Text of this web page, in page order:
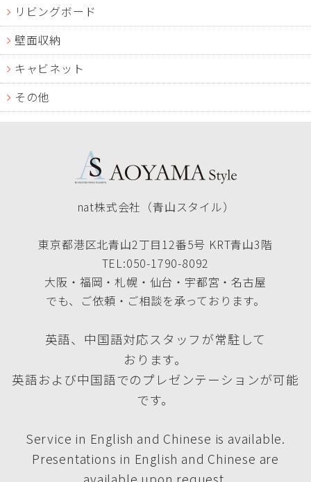
リビングボード
壁面収納
キャビネット
その他
nat株式会社（青山スタイル）
東京都港区北青山2丁目12番5号 KRT青山3階
TEL:050-1790-8092
大阪・福岡・札幌・仙台・宇都宮・名古屋
でも、ご依頼・ご相談を承っております。
英語、中国語対応スタッフが常駐して
おります。
英語および中国語でのプレゼンテーションが可能
です。
Service in English and Chinese is available.
Presentations in English and Chinese are